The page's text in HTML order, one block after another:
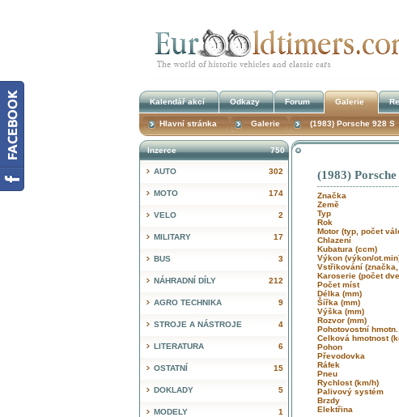
(1983) Porsche
Značka
Země
Typ
Rok
Motor (typ, počet
Chlazení
Kubatura (ccm)
Výkon (výkon/
Vstřikování
Karoserie (počet
Počet míst
Délka (mm)
Šířka (mm)
Výška (mm)
Rozvor (mm)
Pohotovostní
Celková hmotnost
Pohon
Převodovka
Ráfek
Pneu
Rychlost (km/h)
Palivový systém
Brzdy
Elektřina
750
Inzerce
302
AUTO
174
MOTO
2
VELO
17
MILITARY
3
BUS
212
NÁHRADNÍ DÍLY
9
AGRO TECHNIKA
4
STROJE A NÁSTROJE
6
LITERATURA
15
OSTATNÍ
5
DOKLADY
1
MODELY
Kalendář akcí Odkazy Forum Galerie
Hlavní stránka Galerie (1983) Porsche 928 S